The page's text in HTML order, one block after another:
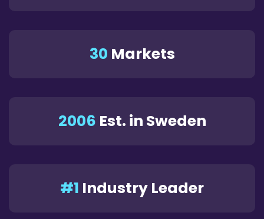
30 Markets
2006 Est. in Sweden
#1 Industry Leader